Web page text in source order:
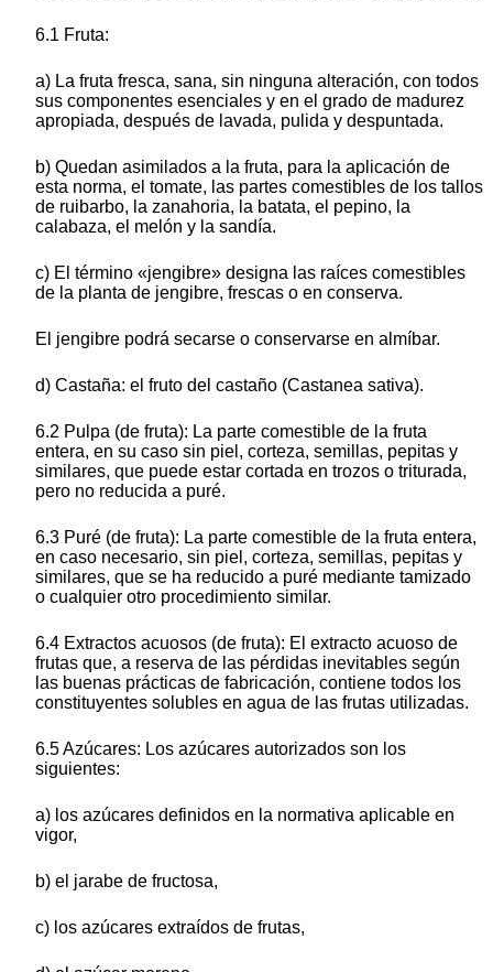
6.1 Fruta:
a) La fruta fresca, sana, sin ninguna alteración, con todos
sus componentes esenciales y en el grado de madurez
apropiada, después de lavada, pulida y despuntada.
b) Quedan asimilados a la fruta, para la aplicación de
esta norma, el tomate, las partes comestibles de los tallos
de ruibarbo, la zanahoria, la batata, el pepino, la
calabaza, el melón y la sandía.
c) El término «jengibre» designa las raíces comestibles
de la planta de jengibre, frescas o en conserva.
El jengibre podrá secarse o conservarse en almíbar.
d) Castaña: el fruto del castaño (Castanea sativa).
6.2 Pulpa (de fruta): La parte comestible de la fruta
entera, en su caso sin piel, corteza, semillas, pepitas y
similares, que puede estar cortada en trozos o triturada,
pero no reducida a puré.
6.3 Puré (de fruta): La parte comestible de la fruta entera,
en caso necesario, sin piel, corteza, semillas, pepitas y
similares, que se ha reducido a puré mediante tamizado
o cualquier otro procedimiento similar.
6.4 Extractos acuosos (de fruta): El extracto acuoso de
frutas que, a reserva de las pérdidas inevitables según
las buenas prácticas de fabricación, contiene todos los
constituyentes solubles en agua de las frutas utilizadas.
6.5 Azúcares: Los azúcares autorizados son los
siguientes:
a) los azúcares definidos en la normativa aplicable en
vigor,
b) el jarabe de fructosa,
c) los azúcares extraídos de frutas,